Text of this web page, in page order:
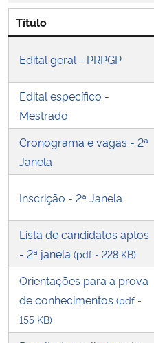
Secretaria de Governo
Gabinete de Segurança Institucional
Advocacia-Geral da União
Banco Central do Brasil
Título
Edital geral - PRPGP
Edital específico -
Mestrado
Cronograma e vagas - 2ª
Janela
Inscrição - 2ª Janela
Lista de candidatos aptos
- 2ª janela (pdf - 228 KB)
Orientações para a prova
de conhecimentos (pdf -
155 KB)